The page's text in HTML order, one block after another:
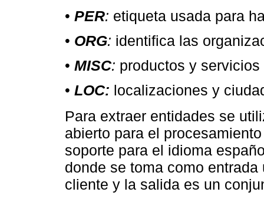
• PER: etiqueta usada para
• ORG: identifica las
• MISC: productos y
• LOC: localizaciones y
Para extraer entidades se
abierto para el
soporte para el idioma
donde se toma como
cliente y la salida es un